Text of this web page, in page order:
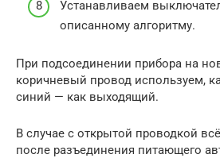
Устанавливаем
описанному алгоритму.
При подсоединении прибора на
коричневый провод используем,
синий — как выходящий.
В случае с открытой проводкой
после разъединения питающего